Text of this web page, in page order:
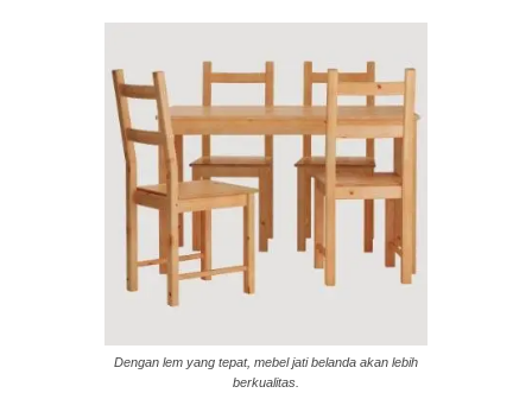
Dengan lem yang tepat, mebel jati belanda akan lebih
berkualitas.